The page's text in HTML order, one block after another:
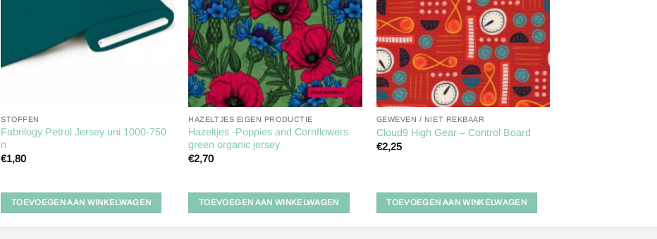
STOFFEN
Fabrilogy Petrol Jersey uni 1000-750
n
€1,80
TOEVOEGEN AAN WINKELWAGEN
HAZELTJES EIGEN PRODUCTIE
Hazeltjes -Poppies and Cornflowers
green organic jersey
€2,70
TOEVOEGEN AAN WINKELWAGEN
GEWEVEN / NIET REKBAAR
Cloud9 High Gear – Control Board
€2,25
TOEVOEGEN AAN WINKELWAGEN